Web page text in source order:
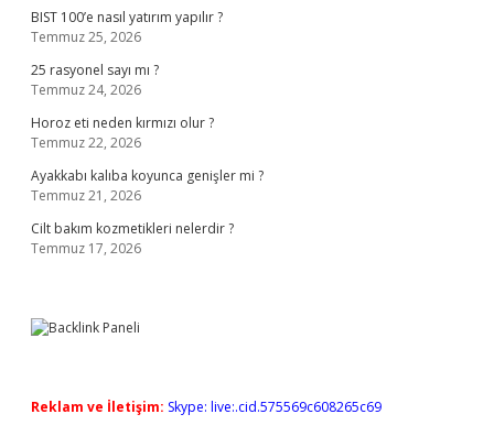
BIST 100’e nasıl yatırım yapılır ?
Temmuz 25, 2026
25 rasyonel sayı mı ?
Temmuz 24, 2026
Horoz eti neden kırmızı olur ?
Temmuz 22, 2026
Ayakkabı kalıba koyunca genişler mi ?
Temmuz 21, 2026
Cilt bakım kozmetikleri nelerdir ?
Temmuz 17, 2026
Reklam ve İletişim: Skype: live:.cid.575569c608265c69